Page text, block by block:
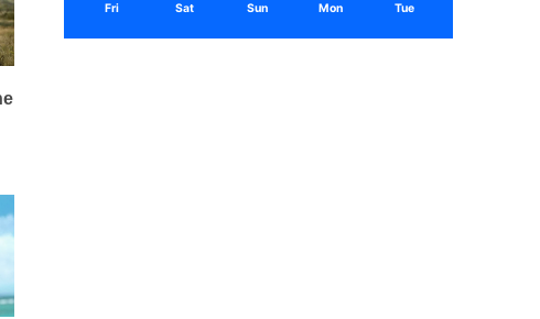
Fri Sat Sun Mon Tue